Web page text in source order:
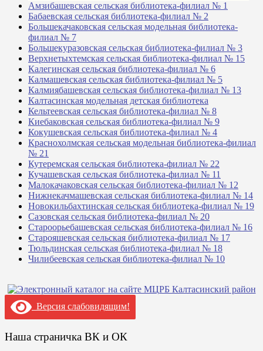
Амзибашевская сельская библиотека-филиал № 1
Бабаевская сельская библиотека-филиал № 2
Большекачаковская сельская модельная библиотека-
филиал № 7
Большекуразовская сельская библиотека-филиал № 3
Верхнетыхтемская сельская библиотека-филиал № 15
Калегинская сельская библиотека-филиал № 6
Калмашевская сельская библиотека-филиал № 5
Калмиябашевская сельская библиотека-филиал № 13
Калтасинская модельная детская библиотека
Кельтеевская сельская библиотека-филиал № 8
Киебаковская сельская библиотека-филиал № 9
Кокушевская сельская библиотека-филиал № 4
Краснохолмская сельская модельная библиотека-филиал
№ 21
Кутеремская сельская библиотека-филиал № 22
Кучашевская сельская библиотека-филиал № 11
Малокачаковская сельская библиотека-филиал № 12
Нижнекачмашевская сельская библиотека-филиал № 14
Новокильбахтинская сельская библиотека-филиал № 19
Сазовская сельская библиотека-филиал № 20
Староорьебашевская сельская библиотека-филиал № 16
Старояшевская сельская библиотека-филиал № 17
Тюльдинская сельская библиотека-филиал № 18
Чилибеевская сельская библиотека-филиал № 10
Версия слабовидящим!
Наша страничка ВК и ОК